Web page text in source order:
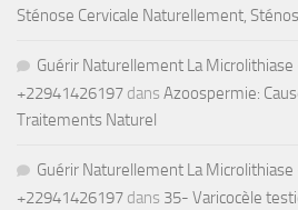
Sténose Cervicale Naturellement,
Guérir Naturellement La
+22941426197 dans Azoospermie:
Traitements Naturel
Guérir Naturellement La
+22941426197 dans 35- Varicocèle